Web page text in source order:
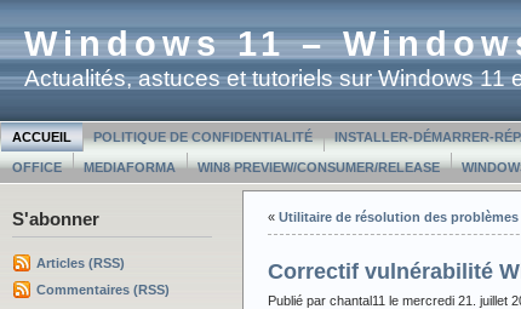
Windows 11 –
Actualités, astuces et tutoriels sur Windows 11
ACCUEIL POLITIQUE DE CONFIDENTIALITÉ INSTALLER-DÉMARRER-
OFFICE MEDIAFORMA WIN8 PREVIEW/CONSUMER/RELEASE
S'abonner
Articles (RSS)
Commentaires (RSS)
« Utilitaire de résolution des
Correctif vulnérabilité
Publié par chantal11 le mercredi 21. juillet